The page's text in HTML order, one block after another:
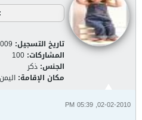
تاريخ التسجيل:
المشاركات: 100
الجنس: ذكر
مكان الإقامة: اليمن
02-02-2010, 05:39 PM